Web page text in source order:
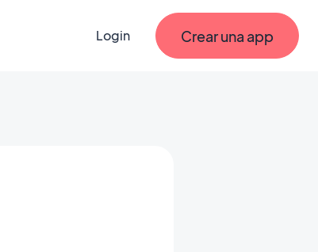
Login Crear una app